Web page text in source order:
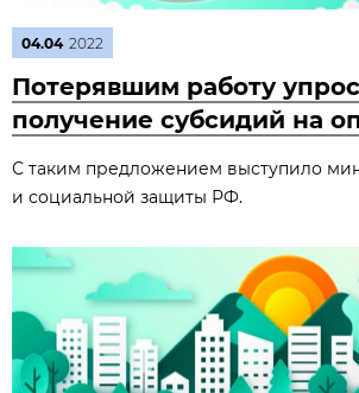
04.04 2022
Потерявшим работу
получение субсидий на
С таким предложением выступило
и социальной защиты РФ.